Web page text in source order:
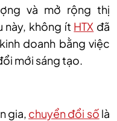
và mở rộng thị
này, không ít HTX đã
doanh bằng việc
mới sáng tạo.
gia, chuyển đổi số là